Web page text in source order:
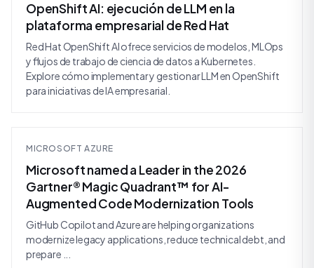
OpenShift AI: ejecución de LLM en la
plataforma empresarial de Red Hat
Red Hat OpenShift AI ofrece servicios de modelos, MLOps
y flujos de trabajo de ciencia de datos a Kubernetes.
Explore cómo implementar y gestionar LLM en OpenShift
para iniciativas de IA empresarial.
MICROSOFT AZURE
Microsoft named a Leader in the 2026
Gartner® Magic Quadrant™ for AI-
Augmented Code Modernization Tools
GitHub Copilot and Azure are helping organizations
modernize legacy applications, reduce technical debt, and
prepare ...